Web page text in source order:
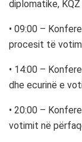
diplomatike,
• 09:00 –
procesit të
• 14:00 –
dhe ecurinë e
• 20:00 –
votimit në